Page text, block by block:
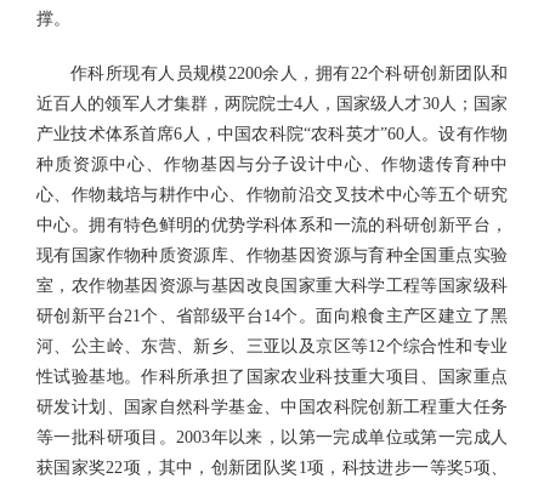
撑。
作科所现有人员规模2200余人，拥有22个科研创新团队和
近百人的领军人才集群，两院院士4人，国家级人才30人；国家
产业技术体系首席6人，中国农科院“农科英才”60人。设有作物
种质资源中心、作物基因与分子设计中心、作物遗传育种中
心、作物栽培与耕作中心、作物前沿交叉技术中心等五个研究
中心。拥有特色鲜明的优势学科体系和一流的科研创新平台，
现有国家作物种质资源库、作物基因资源与育种全国重点实验
室，农作物基因资源与基因改良国家重大科学工程等国家级科
研创新平台21个、省部级平台14个。面向粮食主产区建立了黑
河、公主岭、东营、新乡、三亚以及京区等12个综合性和专业
性试验基地。作科所承担了国家农业科技重大项目、国家重点
研发计划、国家自然科学基金、中国农科院创新工程重大任务
等一批科研项目。2003年以来，以第一完成单位或第一完成人
获国家奖22项，其中，创新团队奖1项，科技进步一等奖5项、